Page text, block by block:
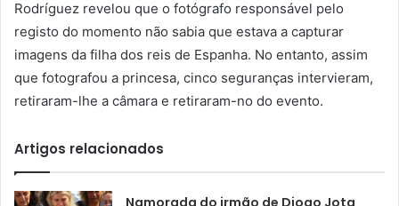
Rodríguez revelou que o fotógrafo responsável pelo
registo do momento não sabia que estava a capturar
imagens da filha dos reis de Espanha. No entanto, assim
que fotografou a princesa, cinco seguranças intervieram,
retiraram-lhe a câmara e retiraram-no do evento.
Artigos relacionados